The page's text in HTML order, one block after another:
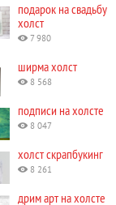
подарок на свадьбу
холст
7 980
ширма холст
8 568
подписи на холсте
8 047
холст скрапбукинг
8 261
дрим арт на холсте